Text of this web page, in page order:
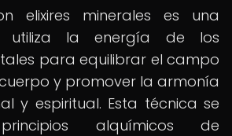
elixires minerales es una
utiliza la energía de los
para equilibrar el campo
y promover la armonía
y espiritual. Esta técnica se
alquímicos de